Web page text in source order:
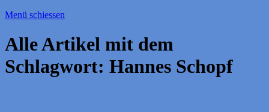
Menü schiessen
Alle Artikel mit dem
Schlagwort: Hannes Schopf